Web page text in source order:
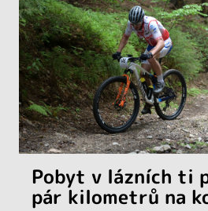
Pobyt v lázních ti
pár kilometrů na